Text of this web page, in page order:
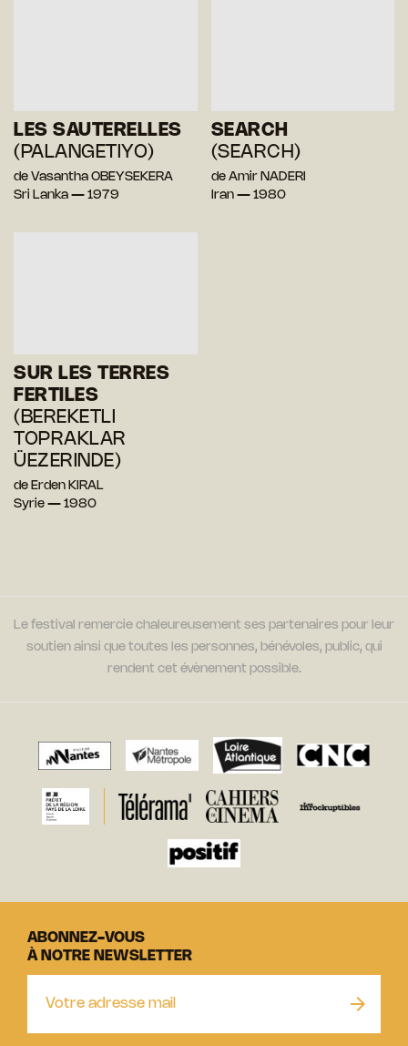
LES SAUTERELLES
(PALANGETIYO)
de Vasantha OBEYSEKERA
Sri Lanka — 1979
SEARCH
(SEARCH)
de Amir NADERI
Iran — 1980
SUR LES TERRES
FERTILES
(BEREKETLI
TOPRAKLAR
ÜEZERINDE)
de Erden KIRAL
Syrie — 1980
Le festival remercie chaleureusement ses partenaires pour leur
soutien ainsi que toutes les personnes, bénévoles, public, qui
rendent cet évènement possible.
ABONNEZ-VOUS
À NOTRE NEWSLETTER